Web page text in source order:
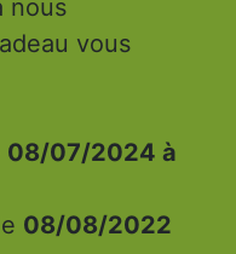
nous
vous
08/07/2024 à
08/08/2022